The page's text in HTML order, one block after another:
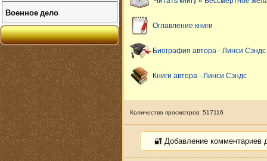
Оглавление книги
Биография автора - Линси Сэндс
Книги автора - Линси Сэндс
Количество просмотров: 517116
🔐 Добавление комментариев
Военное дело